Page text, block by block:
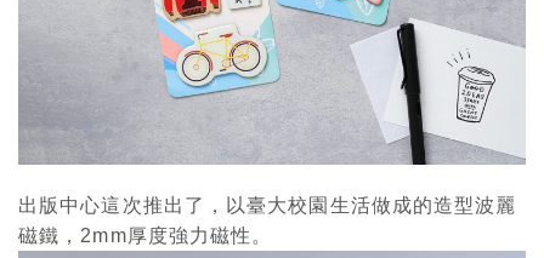
出版中心這次推出了，以臺大校園生活做成的造型波麗
磁鐵，2mm厚度強力磁性。